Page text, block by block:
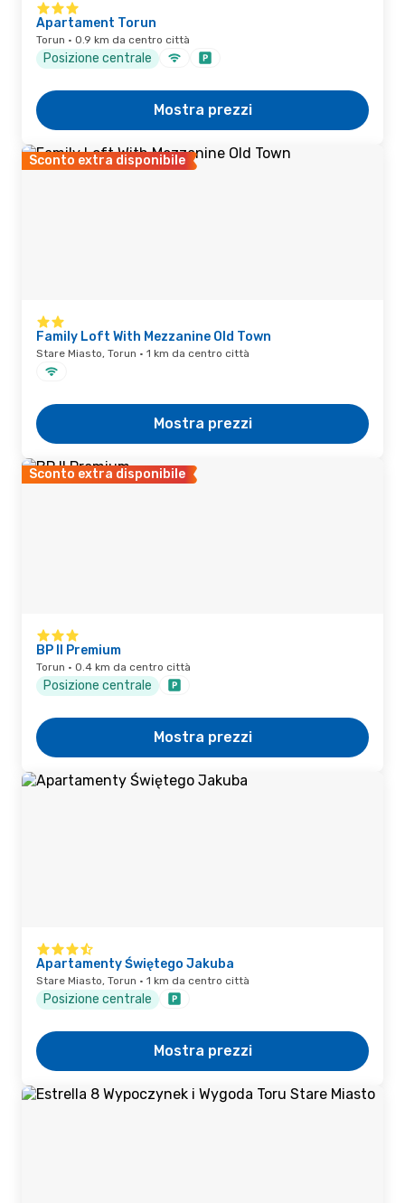
Apartament Torun
Torun · 0.9 km da centro città
Posizione centrale
Mostra prezzi
Sconto extra disponibile
Family Loft With Mezzanine Old Town
Stare Miasto, Torun · 1 km da centro città
Mostra prezzi
Sconto extra disponibile
BP II Premium
Torun · 0.4 km da centro città
Posizione centrale
Mostra prezzi
Apartamenty Świętego Jakuba
Stare Miasto, Torun · 1 km da centro città
Posizione centrale
Mostra prezzi